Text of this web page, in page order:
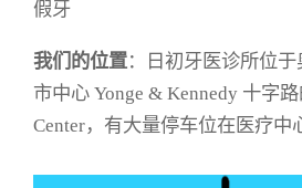
假牙
我们的位置：日初牙医诊所位于
市中心 Yonge & Kennedy 十字
Center，有大量停车位在医疗中